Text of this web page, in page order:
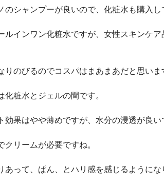
のシャンプーが良いので、化粧水も購入し
ルインワン化粧水ですが、女性スキンケ
りのびるのでコスパはまあまあだと思いま
化粧水とジェルの間です。
効果はやや薄めですが、水分の浸透が良い
クリームが必要ですね。
あって、ぱん、とハリ感を感じるようにな